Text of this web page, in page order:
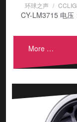
环球之声
CY-LM3715 电
More …